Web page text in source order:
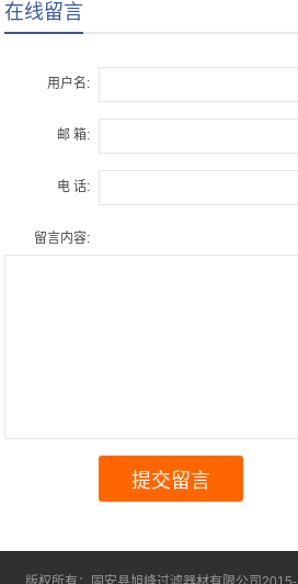
在线留言
用户名:
邮 箱:
电 话:
留言内容: